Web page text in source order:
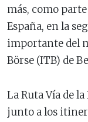
más, como
España, en la
importante del
Börse (ITB) de
La Ruta Vía de
junto a los